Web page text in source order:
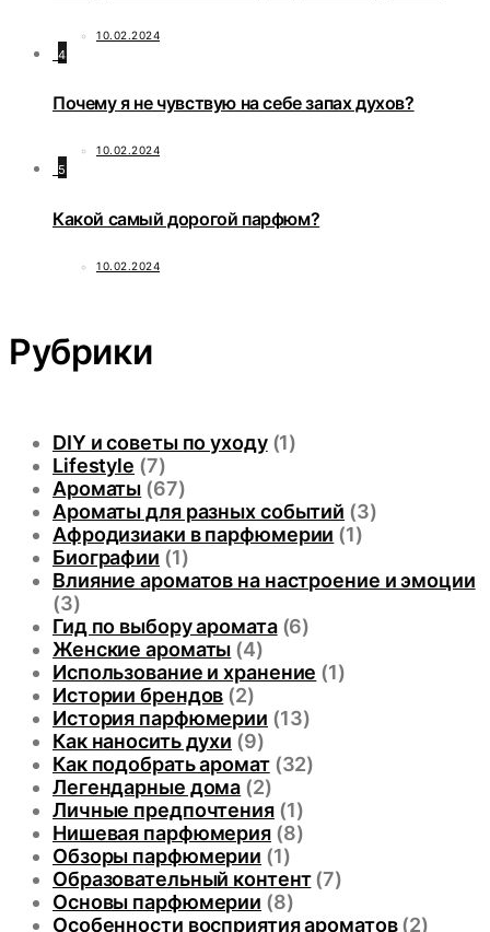
10.02.2024
4
Почему я не чувствую на себе запах духов?
10.02.2024
5
Какой самый дорогой парфюм?
10.02.2024
Рубрики
DIY и советы по уходу(1)
Lifestyle (7)
Ароматы (67)
Ароматы для разных событий (3)
Афродизиаки в парфюмерии (1)
Биографии (1)
Влияние ароматов на настроение и эмоции
(3)
Гид по выбору аромата(6)
Женские ароматы (4)
Использование и хранение (1)
Истории брендов (2)
История парфюмерии (13)
Как наносить духи (9)
Как подобрать аромат(32)
Легендарные дома (2)
Личные предпочтения(1)
Нишевая парфюмерия(8)
Обзоры парфюмерии (1)
Образовательный контент(7)
Основы парфюмерии (8)
Особенности восприятия ароматов(2)